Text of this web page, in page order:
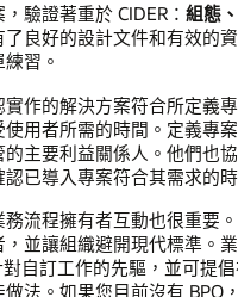
驗證著重於 CIDER： 組態
了良好的設計文件和有效的
習。
作的解決方案符合所定義
用者所需的時間。定義專
主要利益關係人。他們也
已導入專案符合其需求的時
流程擁有者互動也很重要
並讓組織避開現代標準。
自訂工作的先驅，並可提
法。如果您目前沒有 BPO